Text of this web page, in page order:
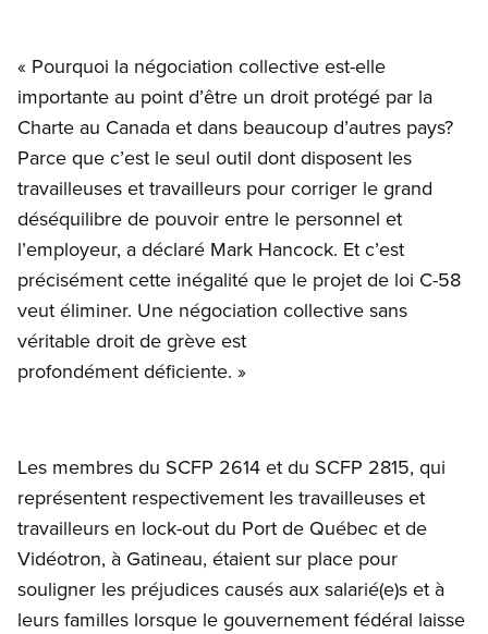
« Pourquoi la négociation collective est-elle
importante au point d’être un droit protégé par la
Charte au Canada et dans beaucoup d’autres pays?
Parce que c’est le seul outil dont disposent les
travailleuses et travailleurs pour corriger le grand
déséquilibre de pouvoir entre le personnel et
l’employeur, a déclaré Mark Hancock. Et c’est
précisément cette inégalité que le projet de loi C-58
veut éliminer. Une négociation collective sans
véritable droit de grève est
profondément déficiente. »
Les membres du SCFP 2614 et du SCFP 2815, qui
représentent respectivement les travailleuses et
travailleurs en lock-out du Port de Québec et de
Vidéotron, à Gatineau, étaient sur place pour
souligner les préjudices causés aux salarié(e)s et à
leurs familles lorsque le gouvernement fédéral laisse